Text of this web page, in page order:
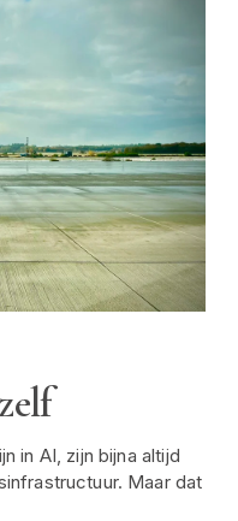
in AI, zijn bijna altijd
Maar dat